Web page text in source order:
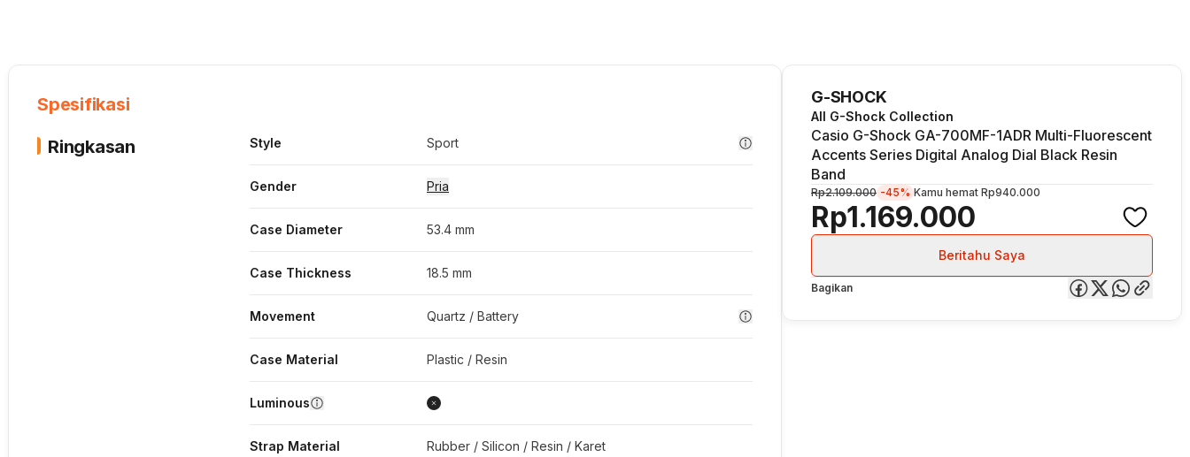
Spesifikasi
Ringkasan
Style Sport
Gender Pria
Case Diameter 53.4 mm
Case Thickness 18.5 mm
Movement Quartz / Battery
Case Material Plastic / Resin
Luminous
Strap Material Rubber / Silicon / Resin / Karet
G-SHOCK
All G-Shock Collection
Casio G-Shock GA-700MF-1ADR Multi-Fluorescent
Accents Series Digital Analog Dial Black Resin
Band
Rp1.169.000
Rp2.109.000 -45% Kamu hemat Rp940.000
Beritahu Saya
Bagikan